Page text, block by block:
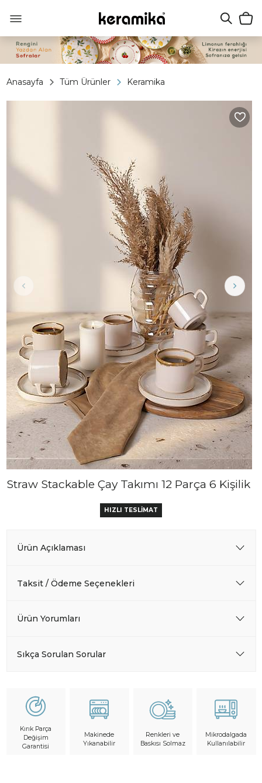
Anasayfa Tüm Ürünler Keramika
Straw Stackable Çay Takımı 12 Parça 6 Kişilik
HIZLI TESLİMAT
Ürün Açıklaması
Taksit / Ödeme Seçenekleri
Ürün Yorumları
Sıkça Sorulan Sorular
Kırık Parça
Değişim
Garantisi
Makinede
Yıkanabilir
Renkleri ve
Baskısı Solmaz
Mikrodalgada
Kullanılabilir